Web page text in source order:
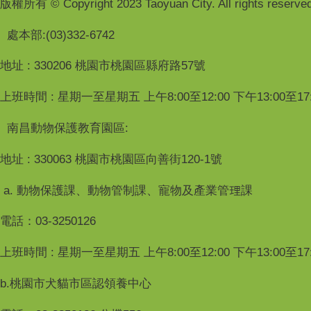
版權所有 © Copyright 2023 Taoyuan City. All rights
處本部:(03)332-6742
地址 : 330206 桃園市桃園區縣府路57號
上班時間 : 星期一至星期五 上午8:00至12:00 下午13:00至
南昌動物保護教育園區:
地址 : 330063 桃園市桃園區向善街120-1號
a. 動物保護課、動物管制課、寵物及產業管理課
電話：03-3250126
上班時間 : 星期一至星期五 上午8:00至12:00 下午13:00至
b.桃園市犬貓市區認領養中心